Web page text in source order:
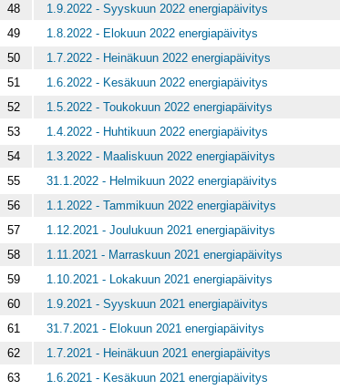
48
1.9.2022 - Syyskuun 2022 energiapäivitys
49
1.8.2022 - Elokuun 2022 energiapäivitys
50
1.7.2022 - Heinäkuun 2022 energiapäivitys
51
1.6.2022 - Kesäkuun 2022 energiapäivitys
52
1.5.2022 - Toukokuun 2022 energiapäivitys
53
1.4.2022 - Huhtikuun 2022 energiapäivitys
54
1.3.2022 - Maaliskuun 2022 energiapäivitys
55
31.1.2022 - Helmikuun 2022 energiapäivitys
56
1.1.2022 - Tammikuun 2022 energiapäivitys
57
1.12.2021 - Joulukuun 2021 energiapäivitys
58
1.11.2021 - Marraskuun 2021 energiapäivitys
59
1.10.2021 - Lokakuun 2021 energiapäivitys
60
1.9.2021 - Syyskuun 2021 energiapäivitys
61
31.7.2021 - Elokuun 2021 energiapäivitys
62
1.7.2021 - Heinäkuun 2021 energiapäivitys
63
1.6.2021 - Kesäkuun 2021 energiapäivitys